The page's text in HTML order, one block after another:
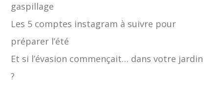
gaspillage
Les 5 comptes instagram à suivre pour
préparer l’été
Et si l’évasion commençait… dans votre jardin
?